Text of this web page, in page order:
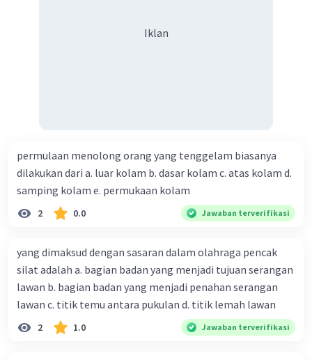
Iklan
permulaan menolong orang yang tenggelam biasanya
dilakukan dari a. luar kolam b. dasar kolam c. atas kolam d.
samping kolam e. permukaan kolam
2 0.0 Jawaban terverifikasi
yang dimaksud dengan sasaran dalam olahraga pencak
silat adalah a. bagian badan yang menjadi tujuan serangan
lawan b. bagian badan yang menjadi penahan serangan
lawan c. titik temu antara pukulan d. titik lemah lawan
2 1.0 Jawaban terverifikasi